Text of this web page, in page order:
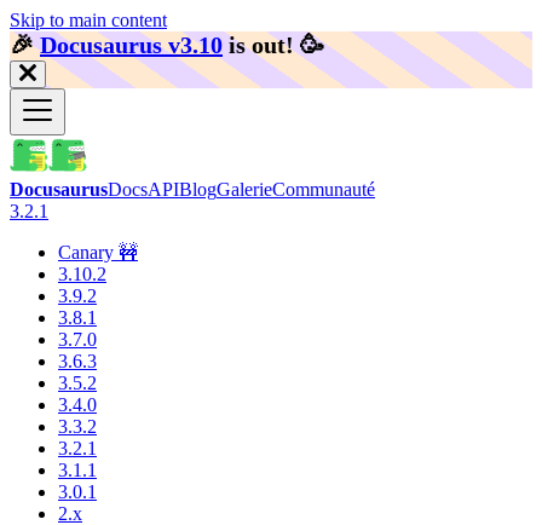
Skip to main content
🎉️Docusaurus v3.10 is out! 🥳️
DocusaurusDocsAPIBlogGalerieCommunauté
3.2.1
Canary 🚧
3.10.2
3.9.2
3.8.1
3.7.0
3.6.3
3.5.2
3.4.0
3.3.2
3.2.1
3.1.1
3.0.1
2.x